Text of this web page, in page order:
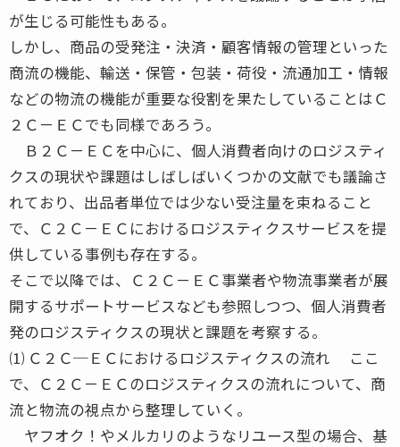
が生じる可能性もある。
しかし、商品の受発注・決済・顧客情報の管理といった
商流の機能、輸送・保管・包装・荷役・流通加工・情報
などの物流の機能が重要な役割を果たしていることはＣ
２Ｃ－ＥＣでも同様であろう。
Ｂ２Ｃ－ＥＣを中心に、個人消費者向けのロジスティ
クスの現状や課題はしばしばいくつかの文献でも議論さ
れており、出品者単位では少ない受注量を束ねること
で、Ｃ２Ｃ－ＥＣにおけるロジスティクスサービスを提
供している事例も存在する。
そこで以降では、Ｃ２Ｃ－ＥＣ事業者や物流事業者が展
開するサポートサービスなども参照しつつ、個人消費者
発のロジスティクスの現状と課題を考察する。
⑴ Ｃ２Ｃ─ＥＣにおけるロジスティクスの流れ ここ
で、Ｃ２Ｃ－ＥＣのロジスティクスの流れについて、商
流と物流の視点から整理していく。
ヤフオク！やメルカリのようなリユース型の場合、基